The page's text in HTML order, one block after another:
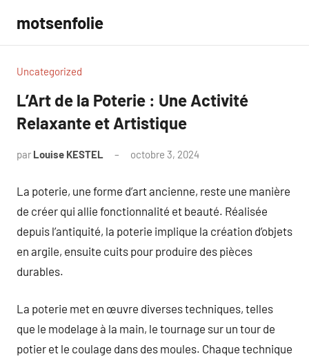
contenu
motsenfolie
Uncategorized
L’Art de la Poterie : Une Activité
Relaxante et Artistique
par Louise KESTEL octobre 3, 2024
La poterie, une forme d’art ancienne, reste une manière
de créer qui allie fonctionnalité et beauté. Réalisée
depuis l’antiquité, la poterie implique la création d’objets
en argile, ensuite cuits pour produire des pièces
durables.
La poterie met en œuvre diverses techniques, telles
que le modelage à la main, le tournage sur un tour de
potier et le coulage dans des moules. Chaque technique